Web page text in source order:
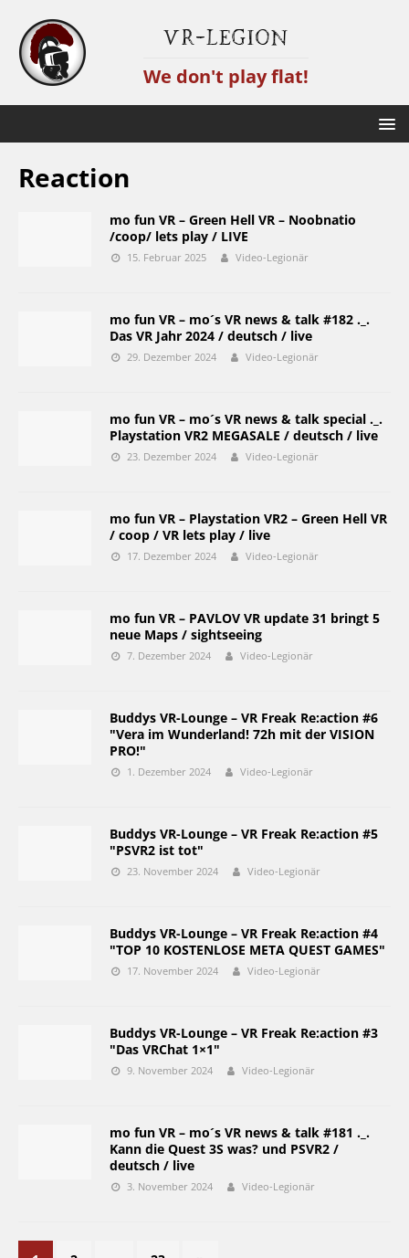
VR-Legion
We don't play flat!
Reaction
mo fun VR – Green Hell VR – Noobnatio
/coop/ lets play / LIVE
15. Februar 2025 Video-Legionär
mo fun VR – mo´s VR news & talk #182 ._.
Das VR Jahr 2024 / deutsch / live
29. Dezember 2024 Video-Legionär
mo fun VR – mo´s VR news & talk special ._.
Playstation VR2 MEGASALE / deutsch / live
23. Dezember 2024 Video-Legionär
mo fun VR – Playstation VR2 – Green Hell VR
/ coop / VR lets play / live
17. Dezember 2024 Video-Legionär
mo fun VR – PAVLOV VR update 31 bringt 5
neue Maps / sightseeing
7. Dezember 2024 Video-Legionär
Buddys VR-Lounge – VR Freak Re:action #6
"Vera im Wunderland! 72h mit der VISION
PRO!"
1. Dezember 2024 Video-Legionär
Buddys VR-Lounge – VR Freak Re:action #5
"PSVR2 ist tot"
23. November 2024 Video-Legionär
Buddys VR-Lounge – VR Freak Re:action #4
"TOP 10 KOSTENLOSE META QUEST GAMES"
17. November 2024 Video-Legionär
Buddys VR-Lounge – VR Freak Re:action #3
"Das VRChat 1×1"
9. November 2024 Video-Legionär
mo fun VR – mo´s VR news & talk #181 ._.
Kann die Quest 3S was? und PSVR2 /
deutsch / live
3. November 2024 Video-Legionär